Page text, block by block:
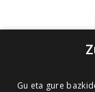
Gu eta gure